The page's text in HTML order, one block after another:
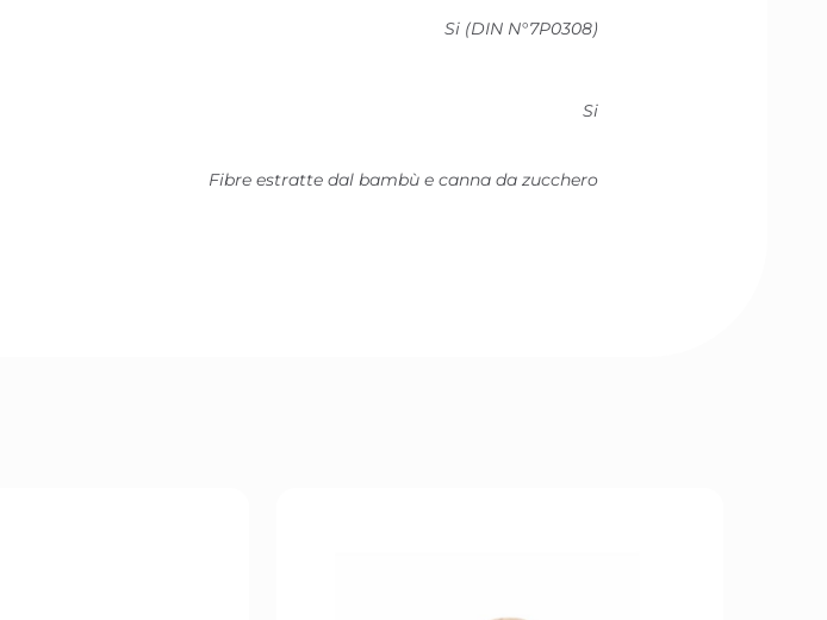
Si (DIN N°7P0308)
Si
Fibre estratte dal bambù e canna da zucchero